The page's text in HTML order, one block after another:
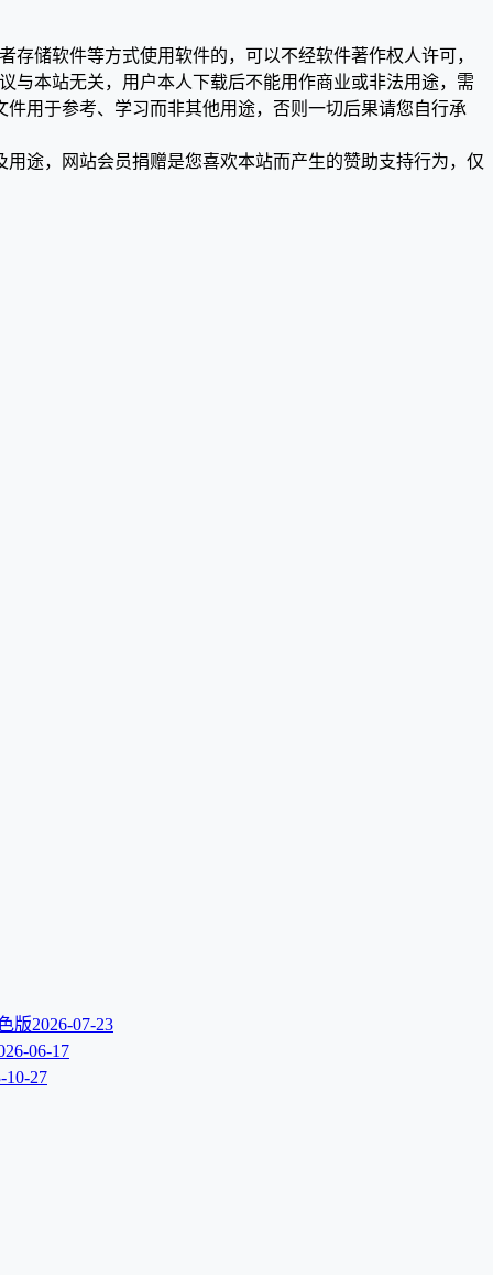
储软件等方式使用软件的，可以不经软件著作权人许可，
与本站无关，用户本人下载后不能用作商业或非法用途，需
用于参考、学习而非其他用途，否则一切后果请您自行承
途，网站会员捐赠是您喜欢本站而产生的赞助支持行为，仅
版2026-07-23
06-17
10-27